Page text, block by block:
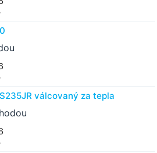
válcovaný za tepla